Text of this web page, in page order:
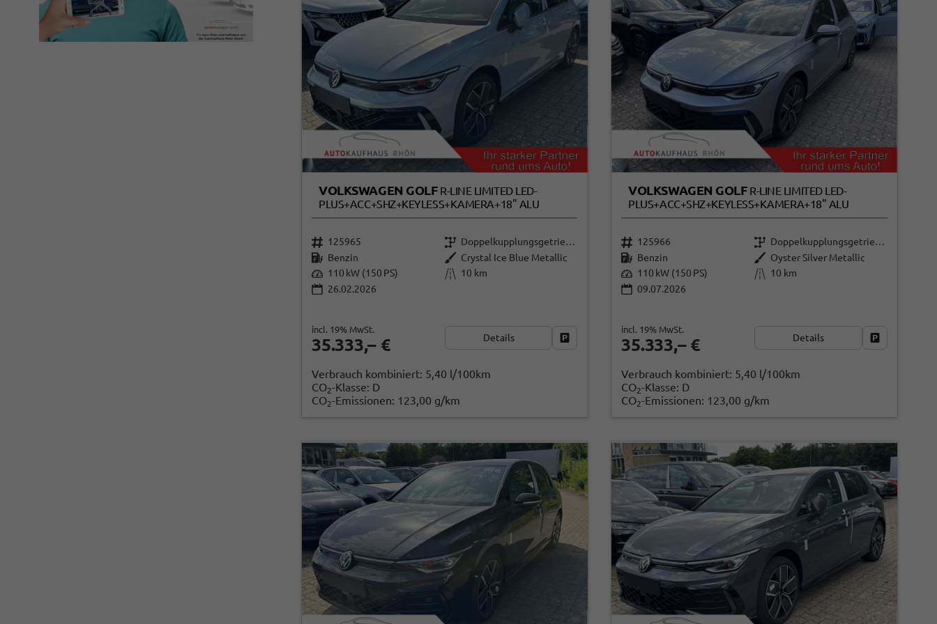
VOLKSWAGEN GOLF R-LINE LIMITED LED-
PLUS+ACC+SHZ+KEYLESS+KAMERA+18" ALU
125965
Doppelkupplungsgetriebe (DSG)
Benzin
Crystal Ice Blue Metallic
110 kW (150 PS)
10 km
26.02.2026
35.333,– €
incl. 19% MwSt.
Details
Verbrauch kombiniert: 5,40 l/100km
CO2-Klasse: D
CO2-Emissionen: 123,00 g/km
VOLKSWAGEN GOLF R-LINE LIMITED LED-
PLUS+ACC+SHZ+KEYLESS+KAMERA+18" ALU
125966
Doppelkupplungsgetriebe (DSG)
Benzin
Oyster Silver Metallic
110 kW (150 PS)
10 km
09.07.2026
35.333,– €
incl. 19% MwSt.
Details
Verbrauch kombiniert: 5,40 l/100km
CO2-Klasse: D
CO2-Emissionen: 123,00 g/km